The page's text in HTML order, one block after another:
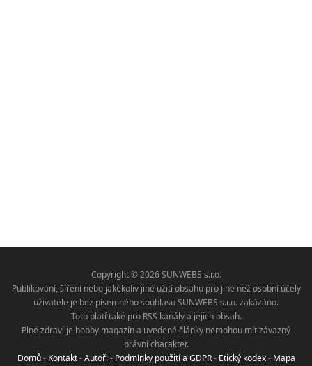
Copyright © 2026 SUNWEBS s.r.o.
Publikování, šíření nebo jakékoliv jiné užití obsahu pro jiné než osobní účely
uživatele je bez písemného souhlasu SUNWEBS s.r.o. zakázáno.
Toto platí také pro RSS kanály a jejich obsah.
Plné zdraví je hobby magazín a uvedené články nemohou mít závazný
právní charakter.
Domů- Kontakt-Autoři - Podmínky použití a GDPR- Etický kodex- Mapa